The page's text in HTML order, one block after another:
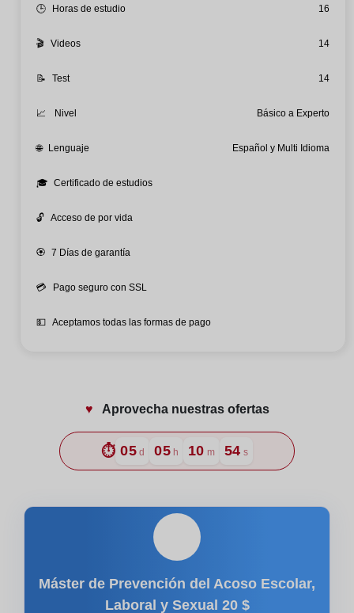
🕒 Horas de estudio 16
🎬 Videos 14
📝 Test 14
📈 Nivel Básico a Experto
🌐 Lenguaje Español y Multi Idioma
🎓 Certificado de estudios
🔓 Acceso de por vida
🏵️ 7 Días de garantía
💳 Pago seguro con SSL
💵 Aceptamos todas las formas de pago
♥️ Aprovecha nuestras ofertas
⏱️ 05 d 05 h 10 m 53 s
Máster de Prevención del Acoso Escolar,
Laboral y Sexual 20 $